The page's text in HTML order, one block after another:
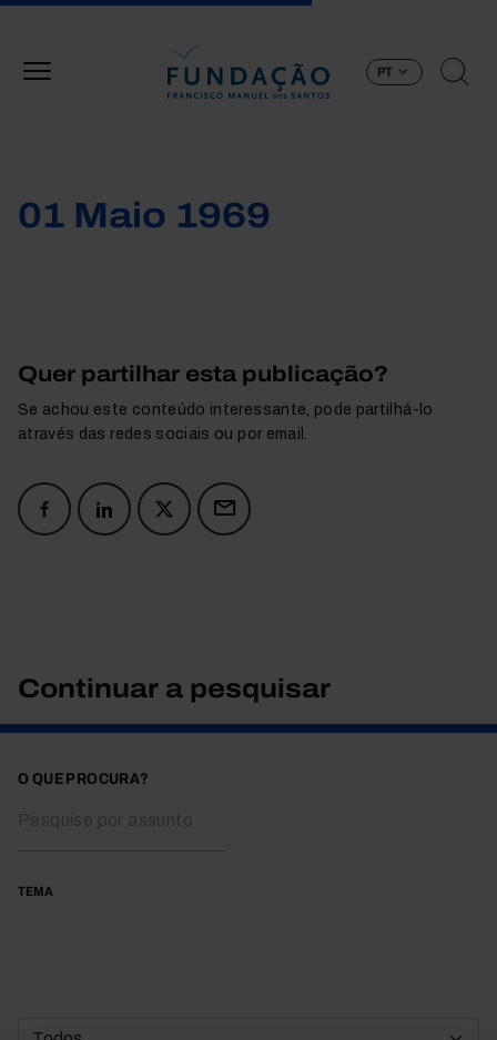
PT
01 Maio 1969
Quer partilhar esta publicação?
Se achou este conteúdo interessante, pode partilhá-lo
através das redes sociais ou por email.
Continuar a pesquisar
O QUE PROCURA?
TEMA